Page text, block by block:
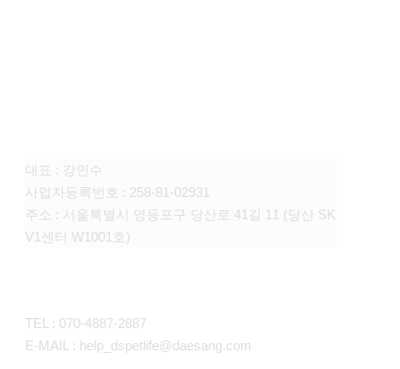
대표 : 강인수
사업자등록번호 : 258-81-02931
주소 : 서울특별시 영등포구 당산로 41길 11 (당산 SK
V1센터 W1001호)
TEL : 070-4887-2887
E-MAIL : help_dspetlife@daesang.com